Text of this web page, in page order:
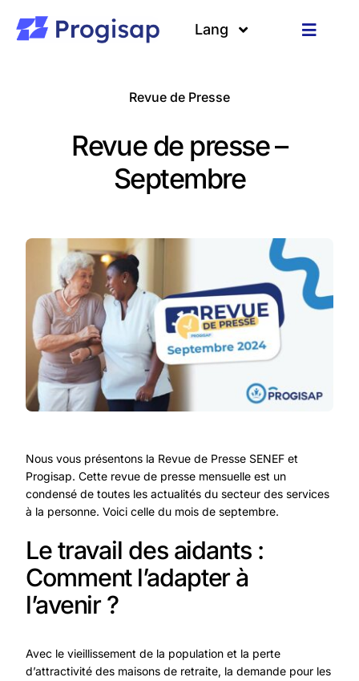
contenu
Toggle
Lang
Revue de Presse
Revue de presse –
Septembre
Nous vous présentons la Revue de Presse SENEF et
Progisap. Cette revue de presse mensuelle est un
condensé de toutes les actualités du secteur des services
à la personne. Voici celle du mois de septembre.
Le travail des aidants :
Comment l’adapter à
l’avenir ?
Avec le vieillissement de la population et la perte
d’attractivité des maisons de retraite, la demande pour les